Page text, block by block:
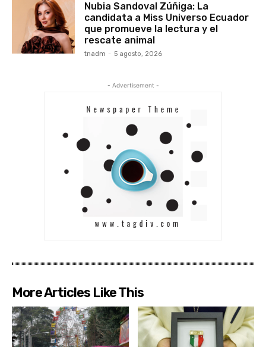
Nubia Sandoval Zúñiga: La
candidata a Miss Universo Ecuador
que promueve la lectura y el
rescate animal
tnadm - 5 agosto, 2026
- Advertisement -
More Articles Like This